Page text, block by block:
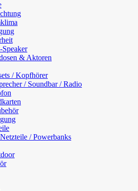
Speaker
& Aktoren
/ Kopfhörer
/ Soundbar / Radio
/ Powerbanks